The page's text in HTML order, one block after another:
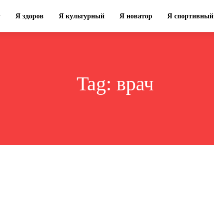
Я здоров Я культурный Я новатор Я спортивный
Tag: врач